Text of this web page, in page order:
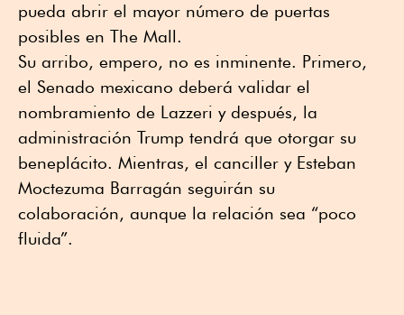
pueda abrir el mayor número de puertas
posibles en The Mall.
Su arribo, empero, no es inminente. Primero,
el Senado mexicano deberá validar el
nombramiento de Lazzeri y después, la
administración Trump tendrá que otorgar su
beneplácito. Mientras, el canciller y Esteban
Moctezuma Barragán seguirán su
colaboración, aunque la relación sea “poco
fluida”.